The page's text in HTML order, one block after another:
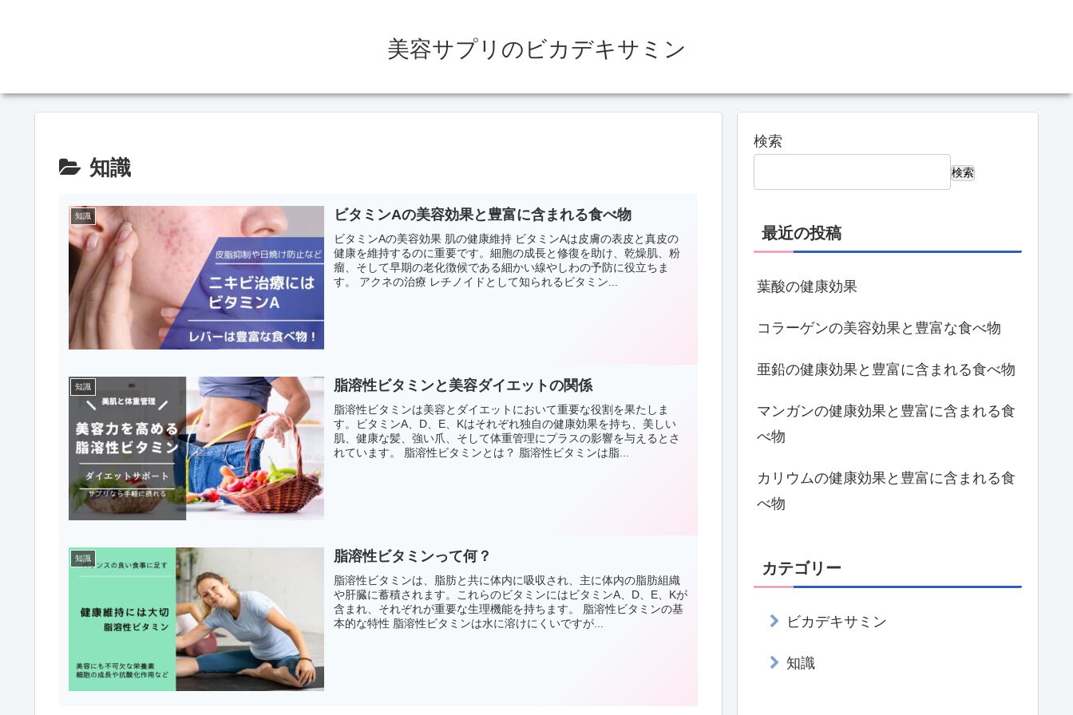
美容サプリのビカデキサミン
知識
知識 ビタミンAの美容効果と豊富に含まれる食べ物
ビタミンAの美容効果 肌の健康維持 ビタミンAは皮膚の表皮と真皮の
健康を維持するのに重要です。細胞の成長と修復を助け、乾燥肌、粉
瘤、そして早期の老化徴候である細かい線やしわの予防に役立ちま
す。 アクネの治療 レチノイドとして知られるビタミン...
知識 脂溶性ビタミンと美容ダイエットの関係
脂溶性ビタミンは美容とダイエットにおいて重要な役割を果たしま
す。ビタミンA、D、E、Kはそれぞれ独自の健康効果を持ち、美しい
肌、健康な髪、強い爪、そして体重管理にプラスの影響を与えるとさ
れています。 脂溶性ビタミンとは？ 脂溶性ビタミンは脂...
知識 脂溶性ビタミンって何？
脂溶性ビタミンは、脂肪と共に体内に吸収され、主に体内の脂肪組織
や肝臓に蓄積されます。これらのビタミンにはビタミンA、D、E、Kが
含まれ、それぞれが重要な生理機能を持ちます。 脂溶性ビタミンの基
本的な特性 脂溶性ビタミンは水に溶けにくいですが...
検索
検索
最近の投稿
葉酸の健康効果
コラーゲンの美容効果と豊富な食べ物
亜鉛の健康効果と豊富に含まれる食べ物
マンガンの健康効果と豊富に含まれる食
べ物
カリウムの健康効果と豊富に含まれる食
べ物
カテゴリー
ビカデキサミン
知識